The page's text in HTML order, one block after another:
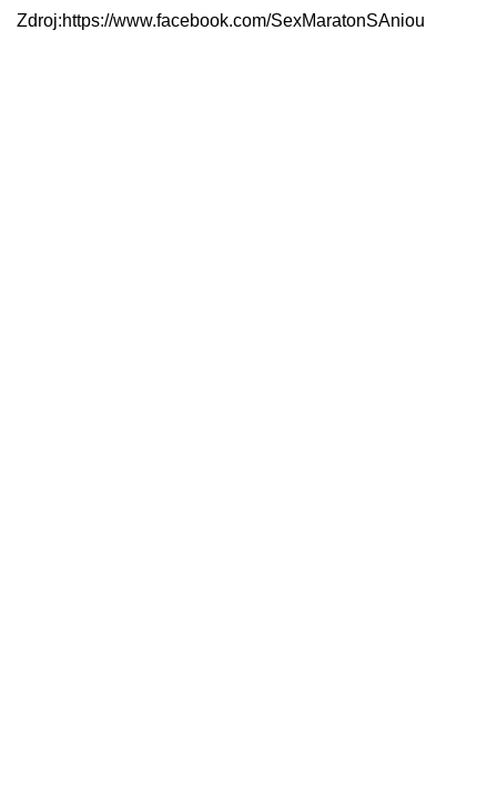
Zdroj:https://www.facebook.com/SexMaratonSAniou